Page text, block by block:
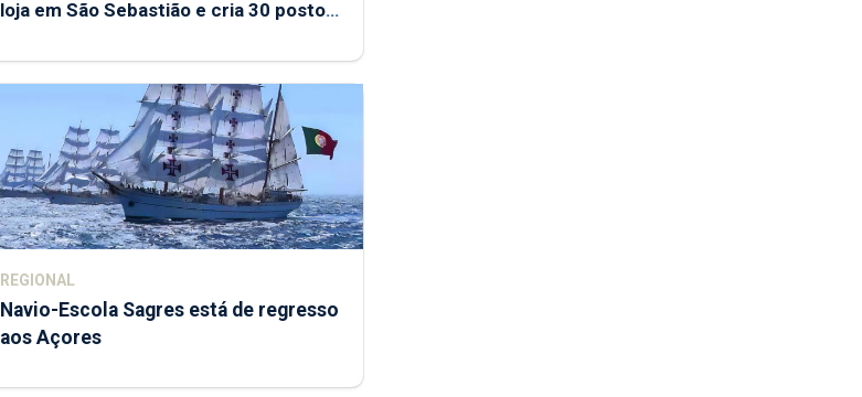
loja em São Sebastião e cria 30 postos
REGIONAL
Navio-Escola Sagres está de regresso
aos Açores